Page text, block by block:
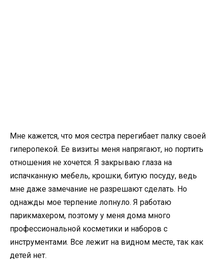
Мне кажется, что моя сестра перегибает палку своей
гиперопекой. Ее визиты меня напрягают, но портить
отношения не хочется. Я закрываю глаза на
испачканную мебель, крошки, битую посуду, ведь
мне даже замечание не разрешают сделать. Но
однажды мое терпение лопнуло. Я работаю
парикмахером, поэтому у меня дома много
профессиональной косметики и наборов с
инструментами. Все лежит на видном месте, так как
детей нет.